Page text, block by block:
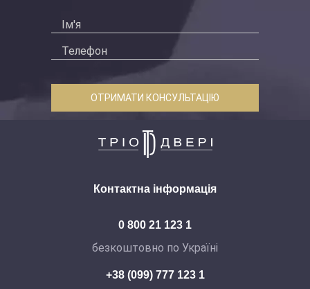
ОТРИМАТИ КОНСУЛЬТАЦІЮ
Контактна інформація
0 800 21 123 1
безкоштовно по Україні
+38 (099) 777 123 1